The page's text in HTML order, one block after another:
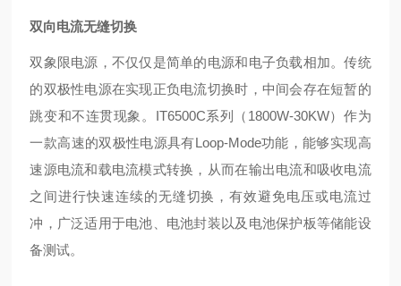
双向电流无缝切换
双象限电源，不仅仅是简单的电源和电子负载相加。传统
的双极性电源在实现正负电流切换时，中间会存在短暂的
跳变和不连贯现象。IT6500C系列（1800W-30KW）作为
一款高速的双极性电源具有Loop-Mode功能，能够实现高
速源电流和载电流模式转换，从而在输出电流和吸收电流
之间进行快速连续的无缝切换，有效避免电压或电流过
冲，广泛适用于电池、电池封装以及电池保护板等储能设
备测试。